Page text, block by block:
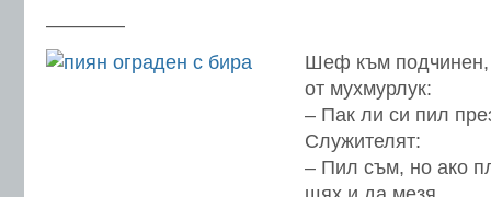
————
Шеф към подчинен,
от мухмурлук:
– Пак ли си пил
Служителят:
– Пил съм, но ако